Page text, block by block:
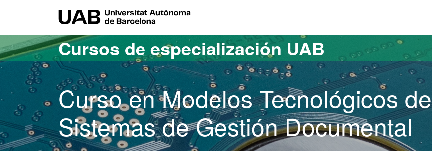
Cursos de especialización UAB
Curso en Modelos Tecnológicos de
Sistemas de Gestión Documental